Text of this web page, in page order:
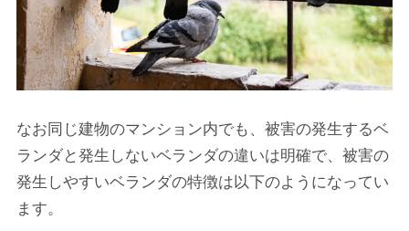
なお同じ建物のマンション内でも、被害の発生するベ
ランダと発生しないベランダの違いは明確で、被害の
発生しやすいベランダの特徴は以下のようになってい
ます。